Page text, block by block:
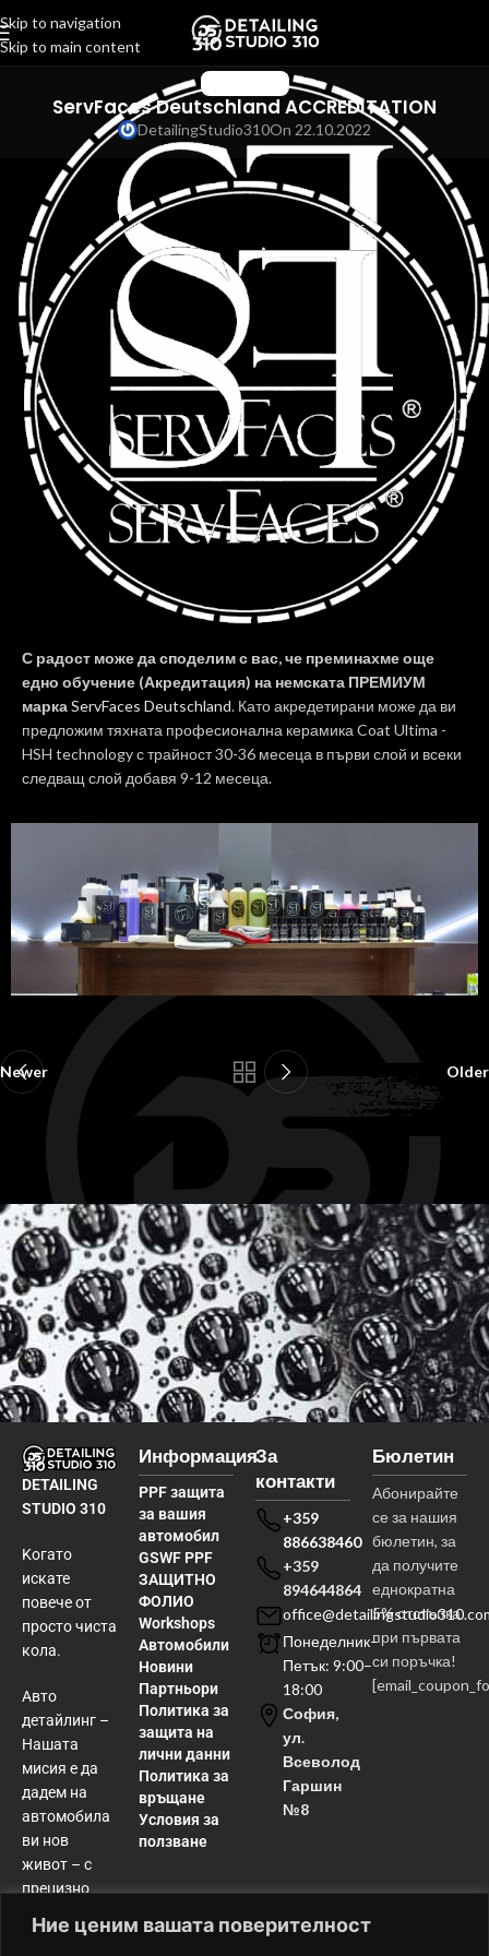
Ние ценим вашата поверителност
Skip to navigation
Skip to main content
ПОСТИЖЕНИЯ
ServFaces Deutschland ACCREDITATION
DetailingStudio310On 22.10.2022
С радост може да споделим с вас, че преминахме още
едно обучение (Акредитация) на немската ПРЕМИУМ
маркаServFaces Deutschland. Като акредетирани може да ви
предложим тяхната професионална керамика Coat Ultima -
HSH technology с трайност 30-36 месеца в първи слой и всеки
следващ слой добавя 9-12 месеца.
Newer Older
DETAILING
STUDIO 310
Kогато
искате
повече от
просто чиста
кола.
Авто
детайлинг –
Нашата
мисия е да
дадем на
автомобила
ви нов
живот – с
прецизно
почистване,
Информация
PPF защита
за вашия
автомобил
GSWF PPF
ЗАЩИТНО
ФОЛИО
Workshops
Автомобили
Новини
Партньори
Политика за
защита на
лични данни
Политика за
връщане
Условия за
ползване
За
контакти
+359
886638460
+359
894644864
Понеделник–
Петък: 9:00–
18:00
София,
ул.
Всеволод
Гаршин
№8
Бюлетин
Абонирайте
се за нашия
бюлетин, за
да получите
еднократна
5% отстъпка
при първата
си поръчка!